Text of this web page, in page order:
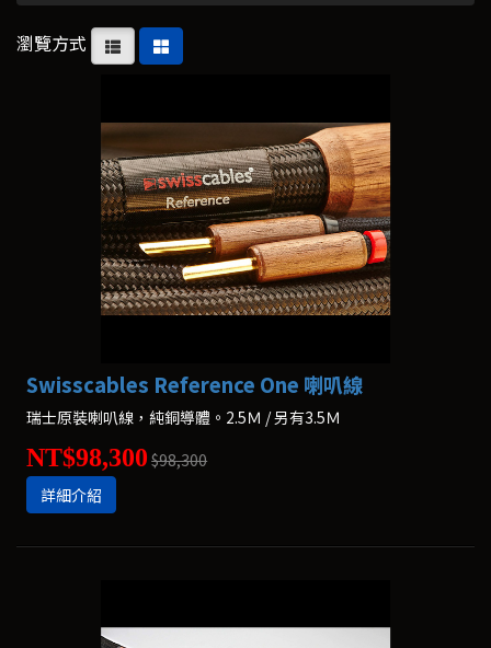
瀏覽方式
Swisscables Reference One 喇叭線
瑞士原裝喇叭線，純銅導體。2.5Ｍ / 另有3.5Ｍ
NT$98,300 $98,300
詳細介紹